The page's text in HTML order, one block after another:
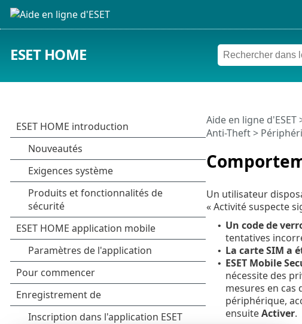
ESET HOME
Aide en ligne d'ESET
Anti-Theft>
Un utilisateur
« Activité suspecte
• Un code de
tentatives
• La carte SIM a
• ESET Mobile
nécessite des
mesures en cas
périphérique,
ensuiteActiver.